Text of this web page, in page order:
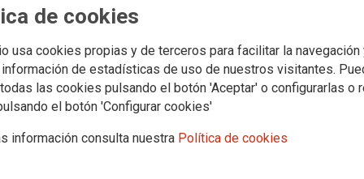
de cookies
usa cookies propias y de terceros para facilitar la navegación
de estadísticas de uso de nuestros visitantes.
las cookies pulsando el botón 'Aceptar' o configurarlas o
el botón 'Configurar cookies'
información consulta nuestra Política de cookies
Madrid logra una victoria
la precariedad salarial
Alarmas
la Plaza nº 38 de la sección de lo Social del Tribunal de
radical de la modificación sustancial de condiciones de
Prosegur Alarmas S.L.